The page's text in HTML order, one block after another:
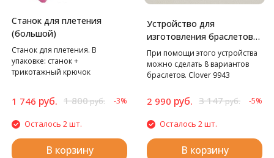
Станок для плетения
(большой)
Станок для плетения. В
упаковке: станок +
трикотажный крючок
1 746 руб. 1 800руб. -3%
Осталось 2 шт.
В корзину
Устройство для
изготовления браслетов
Clover
При помощи этого устройства
можно сделать 8 вариантов
браслетов. Clover 9943
2 990 руб. 3 147руб. -5%
Осталось 2 шт.
В корзину